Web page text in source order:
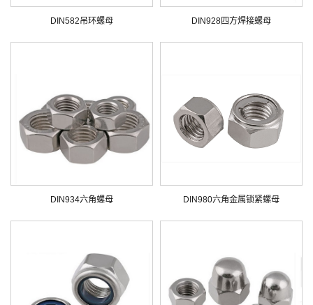
DIN582吊环螺母 DIN928四方焊接螺母
DIN934六角螺母 DIN980六角金属锁紧螺母